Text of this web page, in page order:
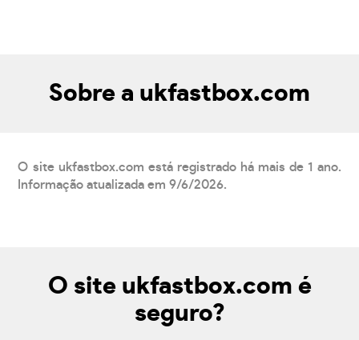
Sobre a ukfastbox.com
O site ukfastbox.com está registrado há mais de 1 ano.
Informação atualizada em 9/6/2026.
O site ukfastbox.com é
seguro?